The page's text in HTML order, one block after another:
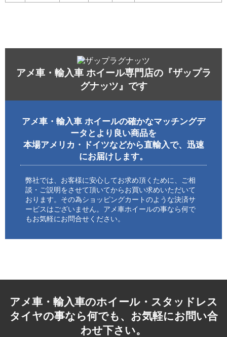
アメ車・輸入車 ホイール専門店の『ザップラ
グナッツ』です
アメ車・輸入車 ホイールの確かなマッチングデ
ータとより良い商品を
本場アメリカ・ドイツなどから直輸入で、迅速
にお届けします。
弊社では、お客様に安心してお求め頂くために、ご相
談・ご説明をさせて頂いてからお買い求めいただいて
おります。その為ショッピングカートのような決済サ
ービスはございません。アメ車ホイールの事なら何で
もお気軽にお問合せください。
アメ車・輸入車のホイール・スタッドレス
タイヤの事なら何でも、お気軽にお問い合
わせ下さい。